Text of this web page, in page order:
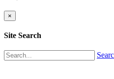
×
Site Search